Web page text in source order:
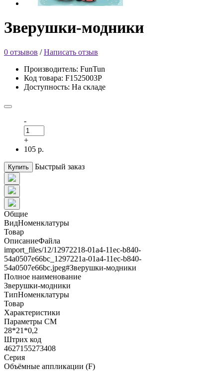
Зверушки-модники
0 отзывов /Написать отзыв
Производитель: FunTun
Код товара: F1525003Р
Доступность: На складе
-
+
105 р.
Купить Быстрый заказ
Общие
ВидНоменклатуры
Товар
ОписаниеФайла
import_files/12/12972218-01a4-11ec-b840-
54a0507e66bc_1297221a-01a4-11ec-b840-
54a0507e66bc.jpeg#Зверушки-модники
Полное наименование
Зверушки-модники
ТипНоменклатуры
Товар
Характеристики
Параметры СМ
28*21*0,2
Штрих код
4627155273408
Серия
Объёмные аппликации (F)